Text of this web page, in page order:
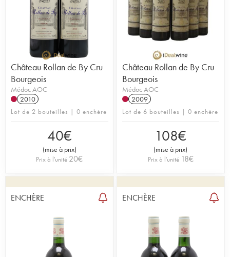
Château Rollan de By Cru
Bourgeois
Médoc AOC
2010
Lot de 2 bouteilles | 0 enchère
40€
(mise à prix)
Prix à l'unité 20€
Château Rollan de By Cru
Bourgeois
Médoc AOC
2009
Lot de 6 bouteilles | 0 enchère
108€
(mise à prix)
Prix à l'unité 18€
ENCHÈRE ENCHÈRE